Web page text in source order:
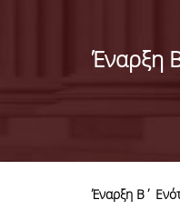
Έναρξη
Έναρξη Β΄